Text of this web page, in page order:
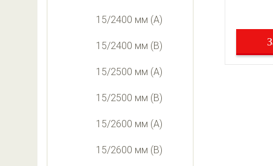
15/2400 мм (А)
15/2400 мм (В)
15/2500 мм (А)
15/2500 мм (В)
15/2600 мм (А)
15/2600 мм (В)